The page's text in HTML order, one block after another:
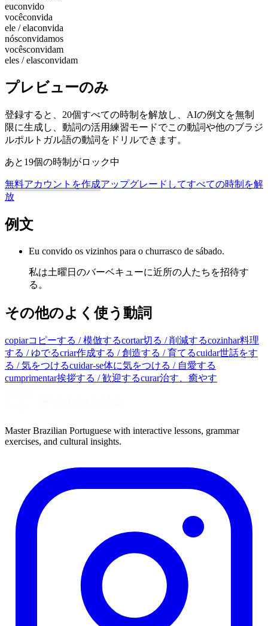
euconvido
vocêconvida
ele / elaconvida
nósconvidamos
vocêsconvidam
eles / elasconvidam
プレビューのみ
登録すると、20個すべての時制を解放し、AIの例文を無制
限に生成し、動詞の活用練習モードでこの動詞や他のブラジ
ルポルトガル語の動詞をドリルできます。
あと19個の時制がロック中
無料アカウントを作成アップグレードしてすべての時制を解
放
例文
Eu convido os vizinhos para o churrasco de sábado.
私は土曜日のバーベキューに近所の人たちを招待す
る。
その他のよく使う動詞
copiarコピーする / 模倣するcortar切る / 削減するcozinhar料理
する / ゆでるcriar作成する / 創造する / 育てるcuidar世話をす
る / 気をつけるcuidar-se体に気をつける / 自愛する
cumprimentar挨拶する / 歓迎するcurar治す、癒やす
Master Brazilian Portuguese with interactive lessons, grammar
exercises, and cultural insights.